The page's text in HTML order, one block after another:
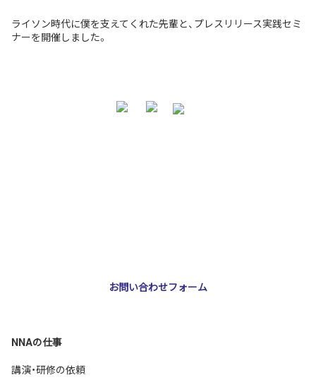
ライソン時代に僕を支えてくれた先輩と、プレスリリース実践セミ
ナーを開催しました。
お問い合わせフォーム
NNAの仕事
講演・研修の依頼